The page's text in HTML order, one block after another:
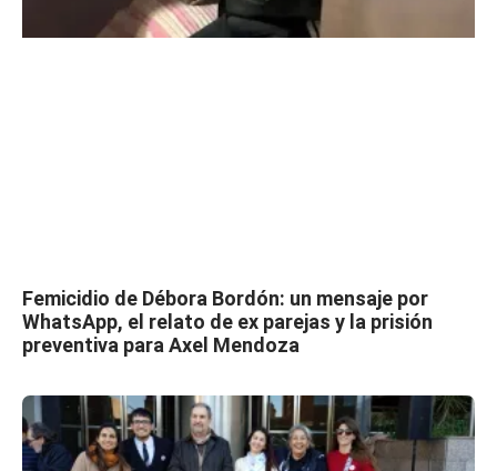
Femicidio de Débora Bordón: un mensaje por
WhatsApp, el relato de ex parejas y la prisión
preventiva para Axel Mendoza